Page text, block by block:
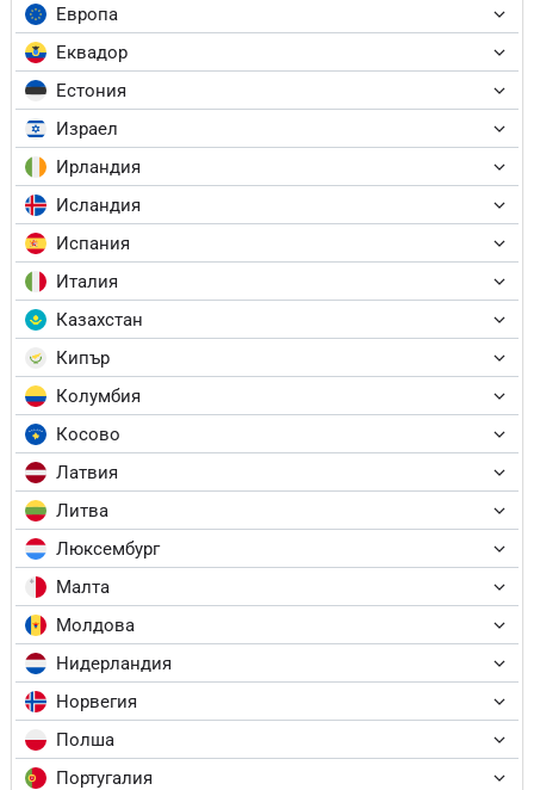
Европа
Еквадор
Естония
Израел
Ирландия
Исландия
Испания
Италия
Казахстан
Кипър
Колумбия
Косово
Латвия
Литва
Люксембург
Малта
Молдова
Нидерландия
Норвегия
Полша
Португалия